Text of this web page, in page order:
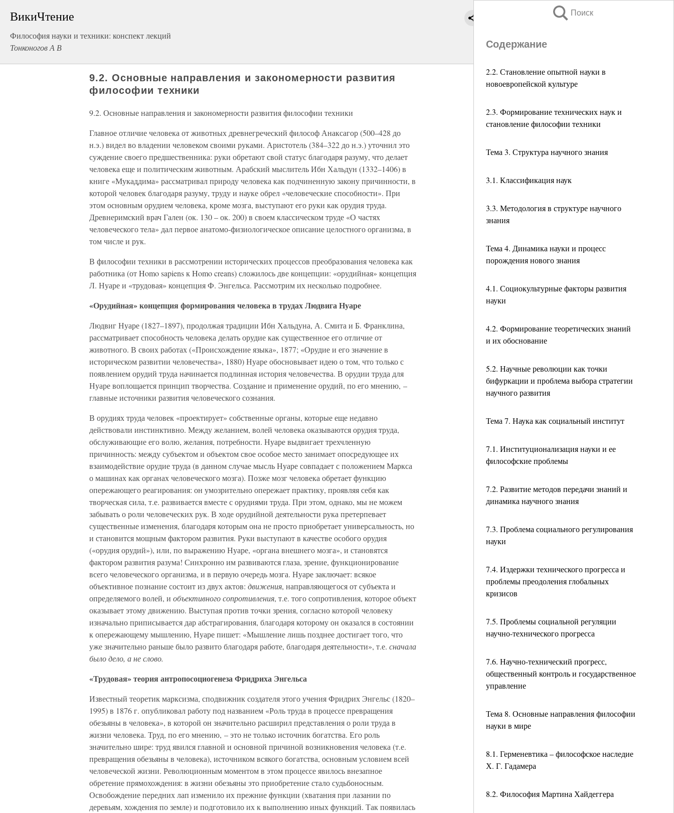
ВикиЧтение
Философия науки и техники: конспект лекций
Тонконогов А В
Поиск
Содержание
2.2. Становление опытной науки в
новоевропейской культуре
2.3. Формирование технических наук и
становление философии техники
Тема 3. Структура научного знания
3.1. Классификация наук
3.3. Методология в структуре научного
знания
Тема 4. Динамика науки и процесс
порождения нового знания
4.1. Социокультурные факторы развития
науки
4.2. Формирование теоретических знаний
и их обоснование
5.2. Научные революции как точки
бифуркации и проблема выбора стратегии
научного развития
Тема 7. Наука как социальный институт
7.1. Институционализация науки и ее
философские проблемы
7.2. Развитие методов передачи знаний и
динамика научного знания
7.3. Проблема социального регулирования
науки
7.4. Издержки технического прогресса и
проблемы преодоления глобальных
кризисов
7.5. Проблемы социальной регуляции
научно-технического прогресса
7.6. Научно-технический прогресс,
общественный контроль и государственное
управление
Тема 8. Основные направления философии
науки в мире
8.1. Герменевтика – философское наследие
Х. Г. Гадамера
8.2. Философия Мартина Хайдеггера
9.2. Основные направления и закономерности развития
философии техники
9.2. Основные направления и закономерности развития философии техники
Главное отличие человека от животных древнегреческий философ Анаксагор (500–428 до
н.э.) видел во владении человеком своими руками. Аристотель (384–322 до н.э.) уточнил это
суждение своего предшественника: руки обретают свой статус благодаря разуму, что делает
человека еще и политическим животным. Арабский мыслитель Ибн Хальдун (1332–1406) в
книге «Мукаддима» рассматривал природу человека как подчиненную закону причинности, в
которой человек благодаря разуму, труду и науке обрел «человеческие способности». При
этом основным орудием человека, кроме мозга, выступают его руки как орудия труда.
Древнеримский врач Гален (ок. 130 – ок. 200) в своем классическом труде «О частях
человеческого тела» дал первое анатомо-физиологическое описание целостного организма, в
том числе и рук.
В философии техники в рассмотрении исторических процессов преобразования человека как
работника (от Homo sapiens к Homo creans) сложилось две концепции: «орудийная» концепция
Л. Нуаре и «трудовая» концепция Ф. Энгельса. Рассмотрим их несколько подробнее.
«Орудийная» концепция формирования человека в трудах Людвига Нуаре
Людвиг Нуаре (1827–1897), продолжая традиции Ибн Хальдуна, А. Смита и Б. Франклина,
рассматривает способность человека делать орудие как существенное его отличие от
животного. В своих работах («Происхождение языка», 1877; «Орудие и его значение в
историческом развитии человечества», 1880) Нуаре обосновывает идею о том, что только с
появлением орудий труда начинается подлинная история человечества. В орудии труда для
Нуаре воплощается принцип творчества. Создание и применение орудий, по его мнению, –
главные источники развития человеческого сознания.
В орудиях труда человек «проектирует» собственные органы, которые еще недавно
действовали инстинктивно. Между желанием, волей человека оказываются орудия труда,
обслуживающие его волю, желания, потребности. Нуаре выдвигает трехчленную
причинность: между субъектом и объектом свое особое место занимает опосредующее их
взаимодействие орудие труда (в данном случае мысль Нуаре совпадает с положением Маркса
о машинах как органах человеческого мозга). Позже мозг человека обретает функцию
опережающего реагирования: он умозрительно опережает практику, проявляя себя как
творческая сила, т.е. развивается вместе с орудиями труда. При этом, однако, мы не можем
забывать о роли человеческих рук. В ходе орудийной деятельности рука претерпевает
существенные изменения, благодаря которым она не просто приобретает универсальность, но
и становится мощным фактором развития. Руки выступают в качестве особого орудия
(«орудия орудий»), или, по выражению Нуаре, «органа внешнего мозга», и становятся
фактором развития разума! Синхронно им развиваются глаза, зрение, функционирование
всего человеческого организма, и в первую очередь мозга. Нуаре заключает: всякое
объективное познание состоит из двух актов: движения, направляющегося от субъекта и
определяемого волей, и объективного сопротивления, т.е. того сопротивления, которое объект
оказывает этому движению. Выступая против точки зрения, согласно которой человеку
изначально приписывается дар абстрагирования, благодаря которому он оказался в состоянии
к опережающему мышлению, Нуаре пишет: «Мышление лишь позднее достигает того, что
уже значительно раньше было развито благодаря работе, благодаря деятельности», т.е. сначала
было дело, а не слово.
«Трудовая» теория антропосоциогенеза Фридриха Энгельса
Известный теоретик марксизма, сподвижник создателя этого учения Фридрих Энгельс (1820–
1995) в 1876 г. опубликовал работу под названием «Роль труда в процессе превращения
обезьяны в человека», в которой он значительно расширил представления о роли труда в
жизни человека. Труд, по его мнению, – это не только источник богатства. Его роль
значительно шире: труд явился главной и основной причиной возникновения человека (т.е.
превращения обезьяны в человека), источником всякого богатства, основным условием всей
человеческой жизни. Революционным моментом в этом процессе явилось внезапное
обретение прямохождения: в жизни обезьяны это приобретение стало судьбоносным.
Освобождение передних лап изменило их прежние функции (хватания при лазании по
деревьям, хождения по земле) и подготовило их к выполнению иных функций. Так появилась